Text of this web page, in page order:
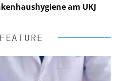
am UKJ